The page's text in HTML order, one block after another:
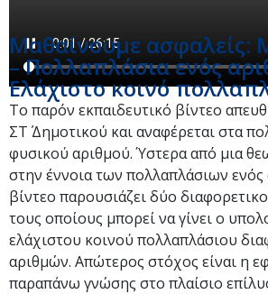
Μαθαίνουμε ασφαλείς:
– Πολλαπλάσια ενός
Ελάχιστο κοινό
Το παρόν εκπαιδευτικό βίντεο
ΣΤ΄ Δημοτικού και αναφέρεται στα
φυσικού αριθμού. Ύστερα από μια
στην έννοια των πολλαπλάσιων ενός
βίντεο παρουσιάζει δύο
τους οποίους μπορεί να γίνει ο
ελάχιστου κοινού πολλαπλάσιου
αριθμών. Απώτερος στόχος είναι η
παραπάνω γνώσης στο πλαίσιο